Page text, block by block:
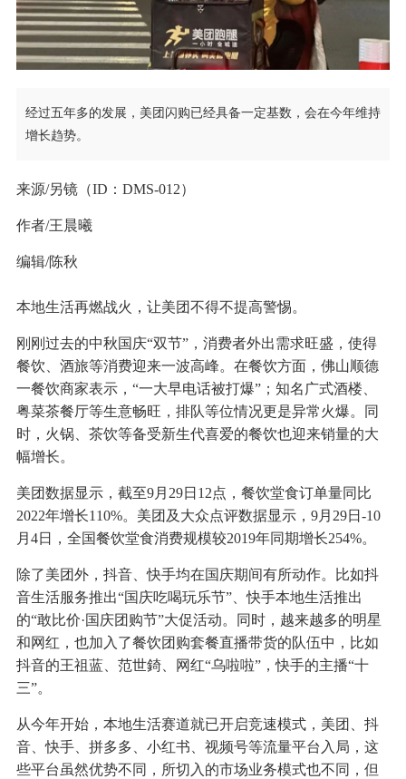
经过五年多的发展，美团闪购已经具备一定基数，会在今年维持
增长趋势。
来源/另镜（ID：DMS-012）
作者/王晨曦
编辑/陈秋
本地生活再燃战火，让美团不得不提高警惕。
刚刚过去的中秋国庆“双节”，消费者外出需求旺盛，使得
餐饮、酒旅等消费迎来一波高峰。在餐饮方面，佛山顺德
一餐饮商家表示，“一大早电话被打爆”；知名广式酒楼、
粤菜茶餐厅等生意畅旺，排队等位情况更是异常火爆。同
时，火锅、茶饮等备受新生代喜爱的餐饮也迎来销量的大
幅增长。
美团数据显示，截至9月29日12点，餐饮堂食订单量同比
2022年增长110%。美团及大众点评数据显示，9月29日-10
月4日，全国餐饮堂食消费规模较2019年同期增长254%。
除了美团外，抖音、快手均在国庆期间有所动作。比如抖
音生活服务推出“国庆吃喝玩乐节”、快手本地生活推出
的“敢比价·国庆团购节”大促活动。同时，越来越多的明星
和网红，也加入了餐饮团购套餐直播带货的队伍中，比如
抖音的王祖蓝、范世錡、网红“乌啦啦”，快手的主播“十
三”。
从今年开始，本地生活赛道就已开启竞速模式，美团、抖
音、快手、拼多多、小红书、视频号等流量平台入局，这
些平台虽然优势不同，所切入的市场业务模式也不同，但